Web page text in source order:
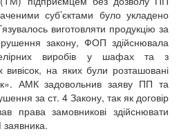
суб’єктами було укладено
виготовляти продукцію за
закону, ФОП здійснювала
виробів у шафах та з
на яких були розташовані
АМК задовольнив заяву ПП та
за ст. 4 Закону, так як договір
права замовникові здійснювати